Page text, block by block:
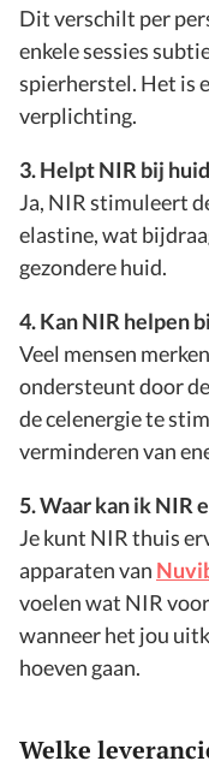
Dit verschilt per
enkele sessies
spierherstel. Het is
verplichting.
3. Helpt NIR bij
Ja, NIR stimuleert
elastine, wat
gezondere huid.
4. Kan NIR helpen
Veel mensen
ondersteunt door
de celenergie te
verminderen van
5. Waar kan ik NIR
Je kunt NIR thuis
apparaten van
voelen wat NIR
wanneer het jou
hoeven gaan.
Welke